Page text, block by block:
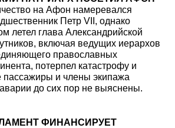
на Афон намеревался
Петр VII, однако
летел глава Александрийской
включая ведущих иерархов
православных
потерпел катастрофу и
пассажиры и члены экипажа
до сих пор не выяснены.
ФИНАНСИРУЕТ